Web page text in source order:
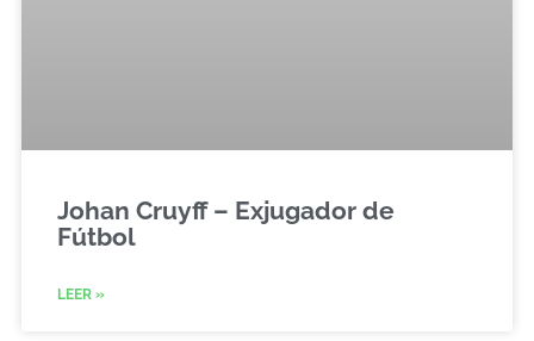
Johan Cruyff – Exjugador de
Fútbol
LEER »